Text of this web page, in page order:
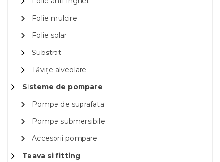
Folie mulcire
Folie solar
Substrat
Tăvițe alveolare
Sisteme de pompare
Pompe de suprafata
Pompe submersibile
Accesorii pompare
Teava si fitting